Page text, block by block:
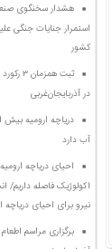
هشدار سخنگوی
استمرار جنایات جنگی
کشور
ثبت
در آذربایجان‌غربی
آب دارد
احیای دریاچه
اکولوژیک فاصله داریم/
نیرو برای احیای دریاچه
برگزاری مراسم اطعام